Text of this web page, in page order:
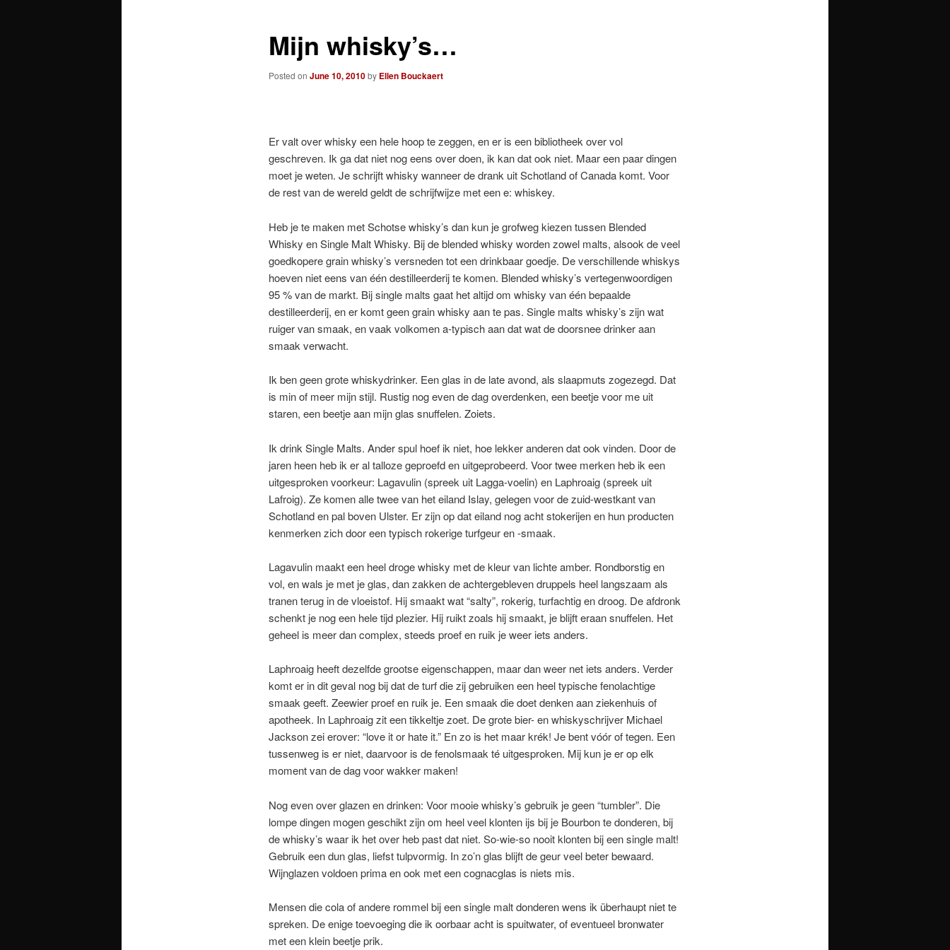
Mijn whisky’s…
Posted on June 10, 2010by Ellen Bouckaert
Er valt over whisky een hele hoop te zeggen, en er is een bibliotheek over vol
geschreven. Ik ga dat niet nog eens over doen, ik kan dat ook niet. Maar een paar dingen
moet je weten. Je schrijft whisky wanneer de drank uit Schotland of Canada komt. Voor
de rest van de wereld geldt de schrijfwijze met een e: whiskey.
Heb je te maken met Schotse whisky’s dan kun je grofweg kiezen tussen Blended
Whisky en Single Malt Whisky. Bij de blended whisky worden zowel malts, alsook de veel
goedkopere grain whisky’s versneden tot een drinkbaar goedje. De verschillende whiskys
hoeven niet eens van één destilleerderij te komen. Blended whisky’s vertegenwoordigen
95 % van de markt. Bij single malts gaat het altijd om whisky van één bepaalde
destilleerderij, en er komt geen grain whisky aan te pas. Single malts whisky’s zijn wat
ruiger van smaak, en vaak volkomen a-typisch aan dat wat de doorsnee drinker aan
smaak verwacht.
Ik ben geen grote whiskydrinker. Een glas in de late avond, als slaapmuts zogezegd. Dat
is min of meer mijn stijl. Rustig nog even de dag overdenken, een beetje voor me uit
staren, een beetje aan mijn glas snuffelen. Zoiets.
Ik drink Single Malts. Ander spul hoef ik niet, hoe lekker anderen dat ook vinden. Door de
jaren heen heb ik er al talloze geproefd en uitgeprobeerd. Voor twee merken heb ik een
uitgesproken voorkeur: Lagavulin (spreek uit Lagga-voelin) en Laphroaig (spreek uit
Lafroig). Ze komen alle twee van het eiland Islay, gelegen voor de zuid-westkant van
Schotland en pal boven Ulster. Er zijn op dat eiland nog acht stokerijen en hun producten
kenmerken zich door een typisch rokerige turfgeur en -smaak.
Lagavulin maakt een heel droge whisky met de kleur van lichte amber. Rondborstig en
vol, en wals je met je glas, dan zakken de achtergebleven druppels heel langszaam als
tranen terug in de vloeistof. Hij smaakt wat “salty”, rokerig, turfachtig en droog. De afdronk
schenkt je nog een hele tijd plezier. Hij ruikt zoals hij smaakt, je blijft eraan snuffelen. Het
geheel is meer dan complex, steeds proef en ruik je weer iets anders.
Laphroaig heeft dezelfde grootse eigenschappen, maar dan weer net iets anders. Verder
komt er in dit geval nog bij dat de turf die zij gebruiken een heel typische fenolachtige
smaak geeft. Zeewier proef en ruik je. Een smaak die doet denken aan ziekenhuis of
apotheek. In Laphroaig zit een tikkeltje zoet. De grote bier- en whiskyschrijver Michael
Jackson zei erover: “love it or hate it.” En zo is het maar krék! Je bent vóór of tegen. Een
tussenweg is er niet, daarvoor is de fenolsmaak té uitgesproken. Mij kun je er op elk
moment van de dag voor wakker maken!
Nog even over glazen en drinken: Voor mooie whisky’s gebruik je geen “tumbler”. Die
lompe dingen mogen geschikt zijn om heel veel klonten ijs bij je Bourbon te donderen, bij
de whisky’s waar ik het over heb past dat niet. So-wie-so nooit klonten bij een single malt!
Gebruik een dun glas, liefst tulpvormig. In zo’n glas blijft de geur veel beter bewaard.
Wijnglazen voldoen prima en ook met een cognacglas is niets mis.
Mensen die cola of andere rommel bij een single malt donderen wens ik überhaupt niet te
spreken. De enige toevoeging die ik oorbaar acht is spuitwater, of eventueel bronwater
met een klein beetje prik.